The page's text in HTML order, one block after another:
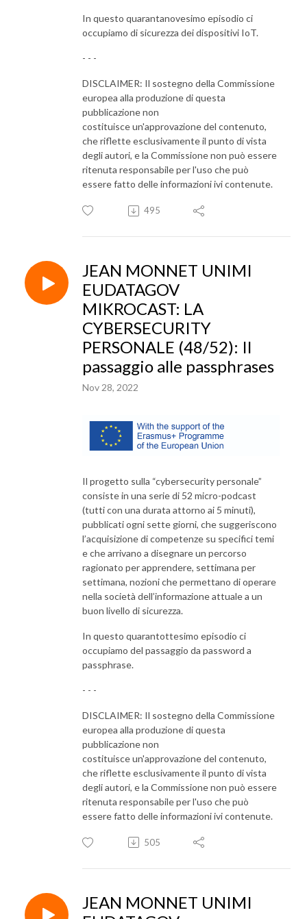
In questo quarantanovesimo episodio ci
occupiamo di sicurezza dei dispositivi IoT.
- - -
DISCLAIMER: Il sostegno della Commissione
europea alla produzione di questa
pubblicazione non
costituisce un'approvazione del contenuto,
che riflette esclusivamente il punto di vista
degli autori, e la Commissione non può essere
ritenuta responsabile per l'uso che può
essere fatto delle informazioni ivi contenute.
495
JEAN MONNET UNIMI
EUDATAGOV
MIKROCAST: LA
CYBERSECURITY
PERSONALE (48/52): Il
passaggio alle passphrases
Nov 28, 2022
Il progetto sulla “cybersecurity personale”
consiste in una serie di 52 micro-podcast
(tutti con una durata attorno ai 5 minuti),
pubblicati ogni sette giorni, che suggeriscono
l’acquisizione di competenze su specifici temi
e che arrivano a disegnare un percorso
ragionato per apprendere, settimana per
settimana, nozioni che permettano di operare
nella società dell’informazione attuale a un
buon livello di sicurezza.
In questo quarantottesimo episodio ci
occupiamo del passaggio da password a
passphrase.
- - -
DISCLAIMER: Il sostegno della Commissione
europea alla produzione di questa
pubblicazione non
costituisce un'approvazione del contenuto,
che riflette esclusivamente il punto di vista
degli autori, e la Commissione non può essere
ritenuta responsabile per l'uso che può
essere fatto delle informazioni ivi contenute.
505
JEAN MONNET UNIMI